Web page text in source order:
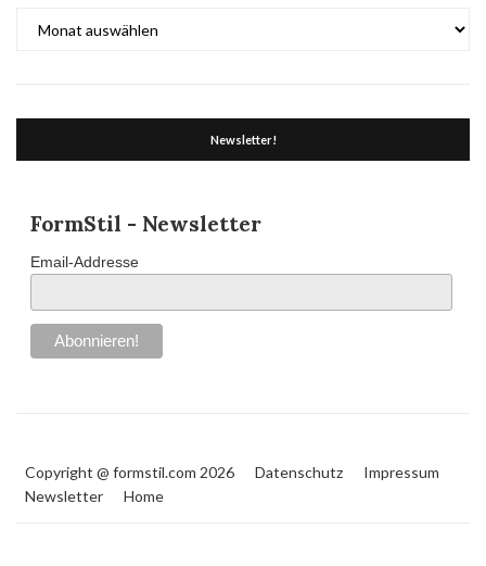
Newsletter!
FormStil - Newsletter
Email-Addresse
Copyright @ formstil.com 2026 Datenschutz
Impressum
Newsletter
Home